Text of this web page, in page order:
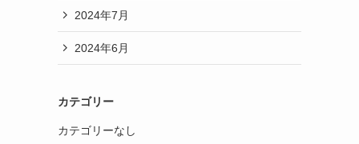
2024年7月
2024年6月
カテゴリー
カテゴリーなし